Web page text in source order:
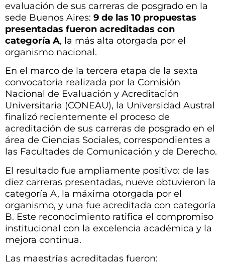
evaluación de sus carreras de posgrado en la
sede Buenos Aires: 9 de las 10 propuestas
presentadas fueron acreditadas con
categoría A, la más alta otorgada por el
organismo nacional.
En el marco de la tercera etapa de la sexta
convocatoria realizada por la Comisión
Nacional de Evaluación y Acreditación
Universitaria (CONEAU), la Universidad Austral
finalizó recientemente el proceso de
acreditación de sus carreras de posgrado en el
área de Ciencias Sociales, correspondientes a
las Facultades de Comunicación y de Derecho.
El resultado fue ampliamente positivo: de las
diez carreras presentadas, nueve obtuvieron la
categoría A, la máxima otorgada por el
organismo, y una fue acreditada con categoría
B. Este reconocimiento ratifica el compromiso
institucional con la excelencia académica y la
mejora continua.
Las maestrías acreditadas fueron: